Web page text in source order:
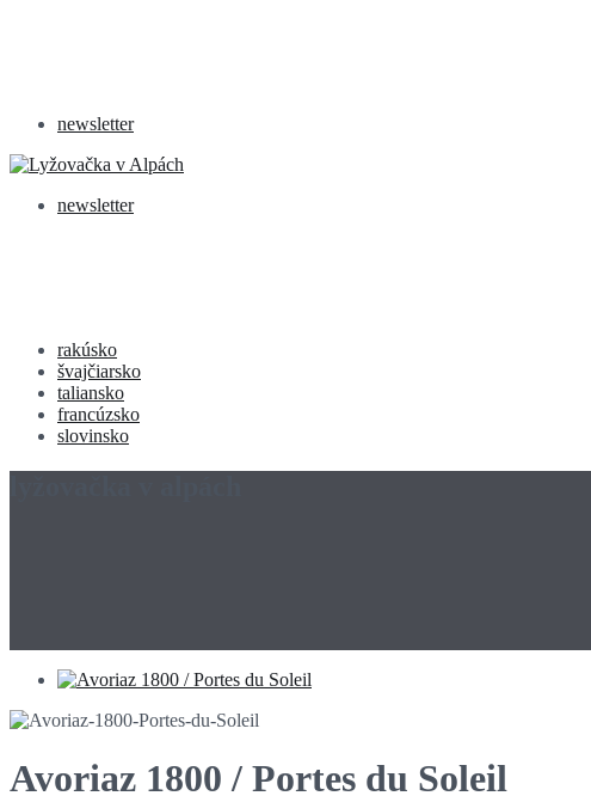
newsletter
newsletter
rakúsko
švajčiarsko
taliansko
francúzsko
slovinsko
Avoriaz 1800 / Portes du Soleil